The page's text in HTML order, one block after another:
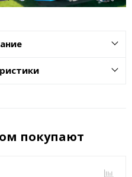
покупают